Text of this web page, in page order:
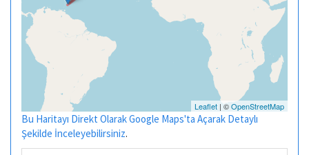
Leaflet | ©OpenStreetMap
Bu Haritayı Direkt Olarak Google Maps'ta Açarak Detaylı
Şekilde İnceleyebilirsiniz.